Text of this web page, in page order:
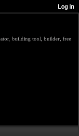
building tool, builder, free